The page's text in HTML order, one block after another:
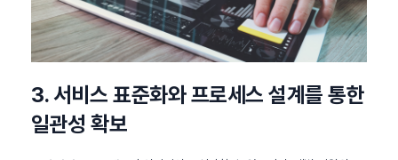
3. 서비스 표준화와 프로세스 설계를 통한
일관성 확보